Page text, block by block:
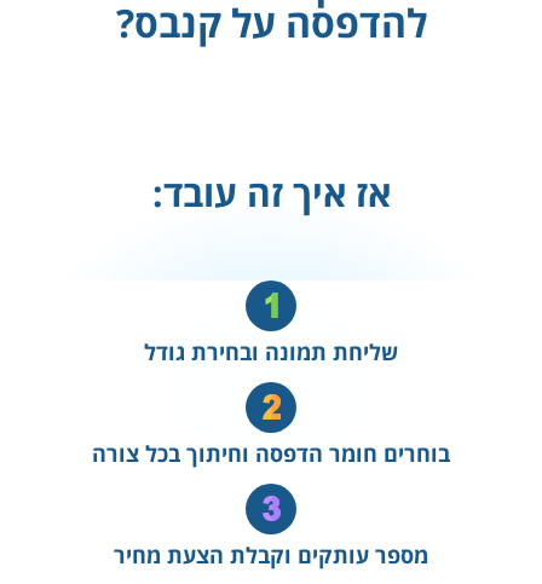
להדפסה על קנבס?
אז איך זה עובד:
שליחת תמונה ובחירת גודל
בוחרים חומר הדפסה וחיתוך בכל צורה
מספר עותקים וקבלת הצעת מחיר